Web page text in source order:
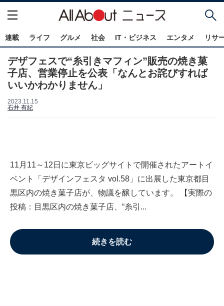
連載 ライフ グルメ 社会 IT・ビジネス エンタメ リサ
デザフェスで“糸引きマフィン”販売の焼き菓
子店、営業停止を公表「なんとお詫びすれば
いいかわかりません」
2023.11.15
石井 有紀
11月11～12日に東京ビッグサイトで開催されたアートイ
ベント「デザインフェスタ vol.58」に出展した東京都目
黒区内の焼き菓子店が、物議を醸しています。 【実際の
投稿：目黒区内の焼き菓子店、“糸引...
続きを読む